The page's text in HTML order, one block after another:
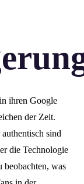
ihren Google
der Zeit.
sind
die Technologie
beobachten, was